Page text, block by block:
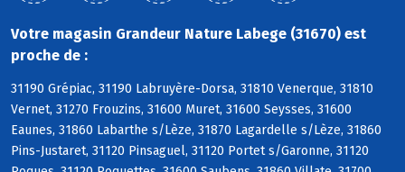
Votre magasin Grandeur Nature Labege (31670) est
proche de :
31190 Grépiac, 31190 Labruyère-Dorsa, 31810 Venerque, 31810
Vernet, 31270 Frouzins, 31600 Muret, 31600 Seysses, 31600
Eaunes, 31860 Labarthe s/Lèze, 31870 Lagardelle s/Lèze, 31860
Pins-Justaret, 31120 Pinsaguel, 31120 Portet s/Garonne, 31120